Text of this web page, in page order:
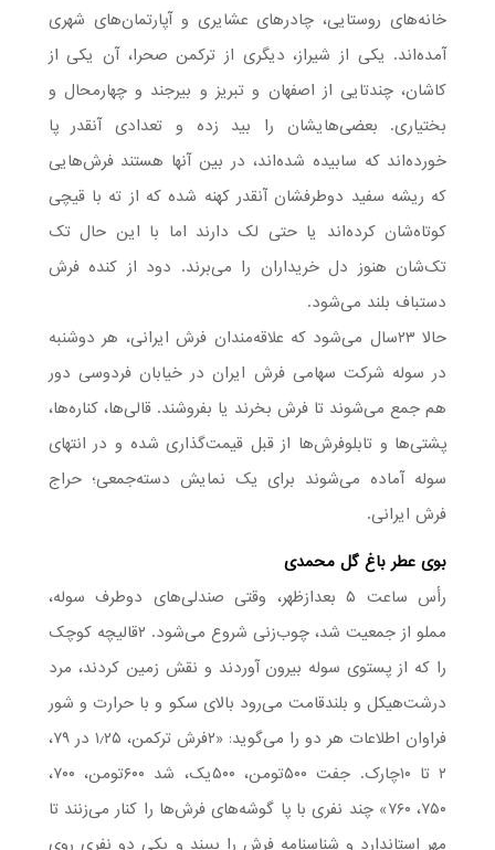
خانه‌های روستایی، چادرهای عشایری و آپارتمان‌های شهری
آمده‌اند. یکی از شیراز، دیگری از ترکمن صحرا، آن یکی از
کاشان، چندتایی از اصفهان و تبریز و بیرجند و چهارمحال و
بختیاری. بعضی‌هایشان را بید زده و تعدادی آنقدر پا
خورده‌اند که سابیده شده‌اند، در بین آنها هستند فرش‌هایی
که ریشه سفید دوطرفشان آنقدر کهنه شده که از ته با قیچی
کوتاه‌شان کرده‌اند یا حتی لک دارند اما با این حال تک
تک‌شان هنوز دل خریداران را می‌برند. دود از کنده فرش
دستباف بلند می‌شود.
حالا ۲۳سال می‌شود که علاقه‌مندان فرش ایرانی، هر دوشنبه
در سوله شرکت سهامی فرش ایران در خیابان فردوسی دور
هم جمع می‌شوند تا فرش بخرند یا بفروشند. قالی‌ها، کناره‌ها،
پشتی‌ها و تابلوفرش‌ها از قبل قیمت‌گذاری شده و در انتهای
سوله آماده می‌شوند برای یک نمایش دسته‌جمعی؛ حراج
فرش ایرانی.
بوی عطر باغ گل محمدی
رأس ساعت ۵ بعدازظهر، وقتی صندلی‌های دوطرف سوله،
مملو از جمعیت شد، چوب‌زنی شروع می‌شود. ۲قالیچه کوچک
را که از پستوی سوله بیرون آوردند و نقش زمین کردند، مرد
درشت‌هیکل و بلندقامت می‌رود بالای سکو و با حرارت و شور
فراوان اطلاعات هر دو را می‌گوید: «۲فرش ترکمن، ۱٫۲۵ در ۷۹،
۲ تا ۱۰چارک. جفت ۵۰۰تومن، ۵۰۰یک، شد ۶۰۰تومن، ۷۰۰،
۷۵۰، ۷۶۰» چند نفری با پا گوشه‌های فرش‌ها را کنار می‌زنند تا
مهر استاندارد و شناسنامه فرش را ببیند و یکی دو نفری روی